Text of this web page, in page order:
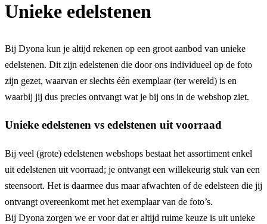
Unieke edelstenen
Bij Dyona kun je altijd rekenen op een groot aanbod van unieke
edelstenen. Dit zijn edelstenen die door ons individueel op de foto
zijn gezet, waarvan er slechts één exemplaar (ter wereld) is en
waarbij jij dus precies ontvangt wat je bij ons in de webshop ziet.
Unieke edelstenen vs edelstenen uit voorraad
Bij veel (grote) edelstenen webshops bestaat het assortiment enkel
uit edelstenen uit voorraad; je ontvangt een willekeurig stuk van een
steensoort. Het is daarmee dus maar afwachten of de edelsteen die jij
ontvangt overeenkomt met het exemplaar van de foto’s.
Bij Dyona zorgen we er voor dat er altijd ruime keuze is uit unieke